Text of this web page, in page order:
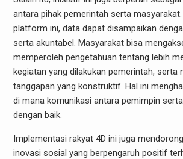
antara pihak pemerintah serta masyarakat.
platform ini, data dapat disampaikan
serta akuntabel. Masyarakat bisa
memperoleh pengetahuan tentang lebih
kegiatan yang dilakukan pemerintah, serta
tanggapan yang konstruktif. Hal ini
di mana komunikasi antara pemimpin
dengan baik.
Implementasi rakyat 4D ini juga
inovasi sosial yang berpengaruh positif